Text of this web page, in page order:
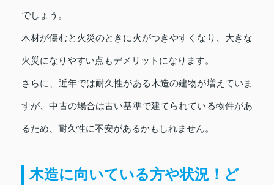
でしょう。
木材が傷むと火災のときに火がつきやすくなり、大きな
火災になりやすい点もデメリットになります。
さらに、近年では耐久性がある木造の建物が増えていま
すが、中古の場合は古い基準で建てられている物件があ
るため、耐久性に不安があるかもしれません。
木造に向いている方や状況！ど